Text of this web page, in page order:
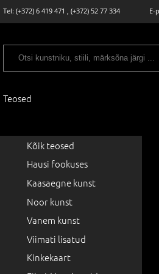
Tel: (+372) 6 419 471 , (+372) 52 77 334 E-
Teosed
Kõik teosed
Hausi fookuses
Kaasaegne kunst
Noor kunst
Vanem kunst
Viimati lisatud
Kinkekaart